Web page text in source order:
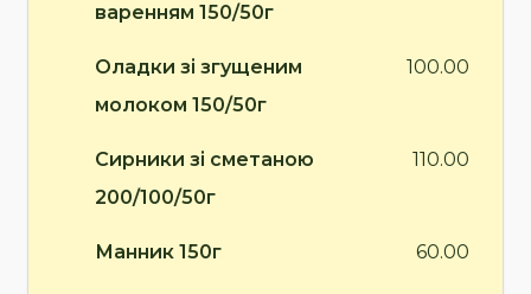
варенням 150/50г
Оладки зі згущеним
молоком 150/50г
100.00
Сирники зі сметаною
200/100/50г
110.00
Манник 150г 60.00